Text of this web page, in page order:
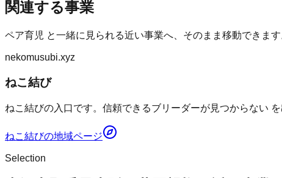
関連する事業
ペア育児 と一緒に見られる近い事業へ、そのまま移動できます
nekomusubi.xyz
ねこ結び
ねこ結びの入口です。信頼できるブリーダーが見つからない
ねこ結びの地域ページ
Selection